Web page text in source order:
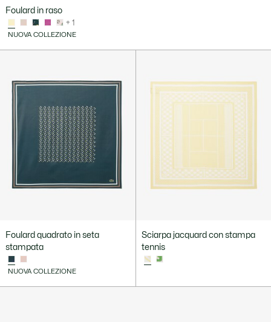
Foulard in raso
+ 1
NUOVA COLLEZIONE
Foulard quadrato in seta
stampata
NUOVA COLLEZIONE
Sciarpa jacquard con stampa
tennis